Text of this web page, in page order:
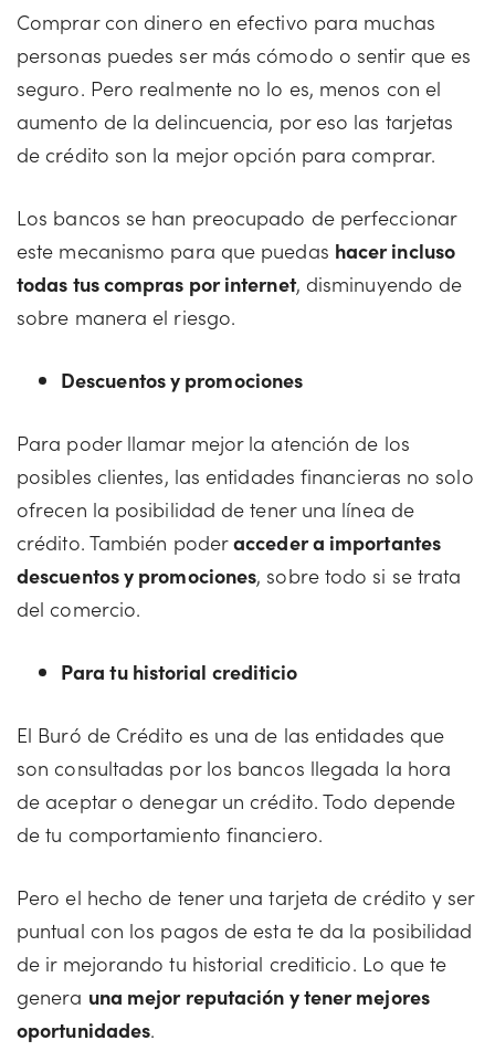
Comprar con dinero en efectivo para muchas
personas puedes ser más cómodo o sentir que es
seguro. Pero realmente no lo es, menos con el
aumento de la delincuencia, por eso las tarjetas
de crédito son la mejor opción para comprar.
Los bancos se han preocupado de perfeccionar
este mecanismo para que puedas hacer incluso
todas tus compras por internet, disminuyendo de
sobre manera el riesgo.
Descuentos y promociones
Para poder llamar mejor la atención de los
posibles clientes, las entidades financieras no solo
ofrecen la posibilidad de tener una línea de
crédito. También poderacceder a importantes
descuentos y promociones, sobre todo si se trata
del comercio.
Para tu historial crediticio
El Buró de Crédito es una de las entidades que
son consultadas por los bancos llegada la hora
de aceptar o denegar un crédito. Todo depende
de tu comportamiento financiero.
Pero el hecho de tener una tarjeta de crédito y ser
puntual con los pagos de esta te da la posibilidad
de ir mejorando tu historial crediticio. Lo que te
genera una mejor reputación y tener mejores
oportunidades.